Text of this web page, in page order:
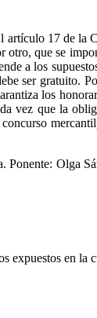
artículo 17 de la
que se
a los
ser gratuito.
los
vez que la
Olga
expuestos en la